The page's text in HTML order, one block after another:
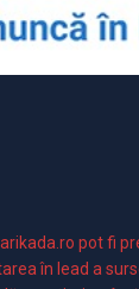
pot fi
în lead a